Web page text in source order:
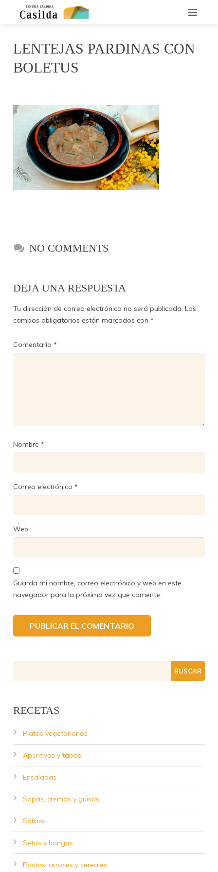
RECETARIO
DÓNDE ENCONTRARNOS
CONTACTO
NOTICIAS
LENTEJAS PARDINAS CON
BOLETUS
NO COMMENTS
DEJA UNA RESPUESTA
Tu dirección de correo electrónico no será publicada. Los
campos obligatorios están marcados con *
Comentario *
Nombre *
Correo electrónico *
Web
Guarda mi nombre, correo electrónico y web en este
navegador para la próxima vez que comente.
RECETAS
Platos vegetarianos
Aperitivos y tapas
Ensaladas
Sopas, cremas y guisos
Salsas
Setas y hongos
Pastas, arroces y cereales